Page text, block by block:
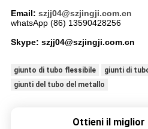
Email: szjj04@szjingji.com.cn
whatsApp (86) 13590428256
Skype: szjj04@szjingji.com.cn
giunto di tubo flessibile
giunti di
giunti del tubo del metallo
Ottieni il miglior